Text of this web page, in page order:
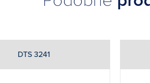
DTS 3241